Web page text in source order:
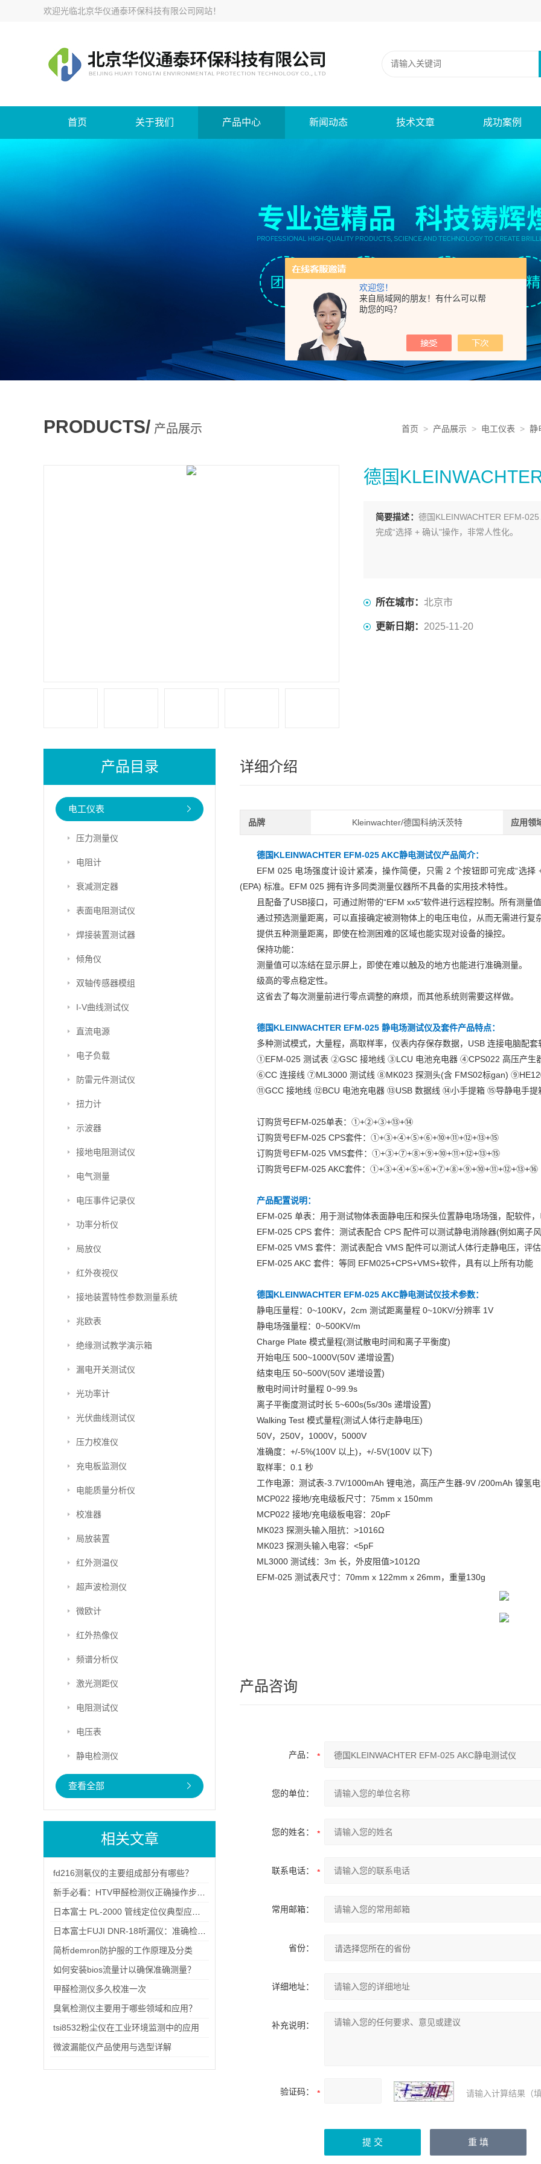
欢迎您！
来自局域网的朋友！有什么可以帮
助您的吗？
欢迎光临北京华仪通泰环保科技有限公司网站！
首页 关于我们 产品中心 新闻动态 技术文章 成功案例
PRODUCTS/ 产品展示 首页 > 产品展示 > 电工仪表 > 静
德国
简要描述： 德国KLEINWACHTER EFM-
完成“选择 + 确认"操作，非常人性化。
所在城市： 北京市
更新日期： 2025-11-20
产品目录
电工仪表
压力测量仪
电阻计
衰减测定器
表面电阻测试仪
焊接装置测试器
倾角仪
双轴传感器模组
I-V曲线测试仪
直流电源
电子负载
防雷元件测试仪
扭力计
示波器
接地电阻测试仪
电气测量
电压事件记录仪
功率分析仪
局放仪
红外夜视仪
接地装置特性参数测量系统
兆欧表
绝缘测试教学演示箱
漏电开关测试仪
光功率计
光伏曲线测试仪
压力校准仪
充电板监测仪
电能质量分析仪
校准器
局放装置
红外测温仪
超声波检测仪
微欧计
红外热像仪
频谱分析仪
激光测距仪
电阻测试仪
电压表
静电检测仪
查看全部
相关文章
fd216测氡仪的主要组成部分有哪些？
简析demron防护服的工作原理及分类
如何安装bios流量计以确保准确测量？
甲醛检测仪多久校准一次
臭氧检测仪主要用于哪些领域和应用？
tsi8532粉尘仪在工业环境监测中的应用
微波漏能仪产品使用与选型详解
详细介绍
品牌 Kleinwachter/德国科纳沃茨特 应用领
德国KLEINWACHTER EFM-025 AKC静电测试仪产品简介：
EFM 025 电场强度计设计紧凑，操作简便，只需 2 个按钮即可完成“选
(EPA) 标准。EFM 025 拥有许多同类测量仪器所不具备的实用技术特性。
且配备了USB接口，可通过附带的“EFM xx5"软件进行远程控制。所有测量
通过预选测量距离，可以直接确定被测物体上的电压电位，从而无需进行复
提供五种测量距离，即使在检测困难的区域也能实现对设备的操控。
保持功能：
测量值可以冻结在显示屏上，即使在难以触及的地方也能进行准确测量。
级高的零点稳定性。
这省去了每次测量前进行零点调整的麻烦，而其他系统则需要这样做。
德国KLEINWACHTER EFM-025 静电场测试仪及套件产品特点：
多种测试模式，大量程，高取样率，仪表内存保存数据，USB 连接电脑配套
①EFM-025 测试表 ②GSC 接地线 ③LCU 电池充电器 ④CPS022 高压产生
⑥CC 连接线 ⑦ML3000 测试线 ⑧MK023 探测头(含 FMS02标gan)
⑪GCC 接地线 ⑫BCU 电池充电器 ⑬USB 数据线 ⑭小手提箱 ⑮导静电手提
订购货号EFM-025单表：①+②+③+⑬+⑭
订购货号EFM-025 CPS套件：①+③+④+⑤+⑥+⑩+⑪+⑫+⑬+⑮
订购货号EFM-025 VMS套件：①+③+⑦+⑧+⑨+⑩+⑪+⑫+⑬+⑮
订购货号EFM-025 AKC套件：①+③+④+⑤+⑥+⑦+⑧+⑨+⑩+⑪+⑫+⑬+⑯
产品配置说明：
EFM-025 单表：用于测试物体表面静电压和探头位置静电场场强，配软件，
EFM-025 CPS 套件：测试表配合 CPS 配件可以测试静电消除器(例如离子
EFM-025 VMS 套件：测试表配合 VMS 配件可以测试人体行走静电压，评
EFM-025 AKC 套件：等同 EFM025+CPS+VMS+软件，具有以上所有功能
德国KLEINWACHTER EFM-025 AKC静电测试仪技术参数：
静电压量程：0~100KV，2cm 测试距离量程 0~10KV/分辨率 1V
静电场强量程：0~500KV/m
Charge Plate 模式量程(测试散电时间和离子平衡度)
开始电压 500~1000V(50V 递增设置)
结束电压 50~500V(50V 递增设置)
散电时间计时量程 0~99.9s
离子平衡度测试时长 5~600s(5s/30s 递增设置)
Walking Test 模式量程(测试人体行走静电压)
50V，250V，1000V，5000V
准确度：+/-5%(100V 以上)，+/-5V(100V 以下)
取样率：0.1 秒
工作电源：测试表-3.7V/1000mAh 锂电池，高压产生器-9V /200mAh 镍氢
MCP022 接地/充电级板尺寸：75mm x 150mm
MCP022 接地/充电级板电容：20pF
MK023 探测头输入阻抗：>1016Ω
MK023 探测头输入电容：<5pF
ML3000 测试线：3m 长，外皮阻值>1012Ω
EFM-025 测试表尺寸：70mm x 122mm x 26mm，重量130g
产品咨询
产品：
您的单位：
您的姓名：
联系电话：
常用邮箱：
省份：
详细地址：
补充说明：
验证码： 请输入计算结果（